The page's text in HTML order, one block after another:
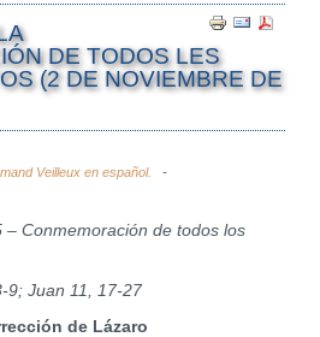
DE TODOS LES
(2 DE NOVIEMBRE DE
Veilleux en español.
Conmemoración de todos los
9; Juan 11, 17-27
de Lázaro